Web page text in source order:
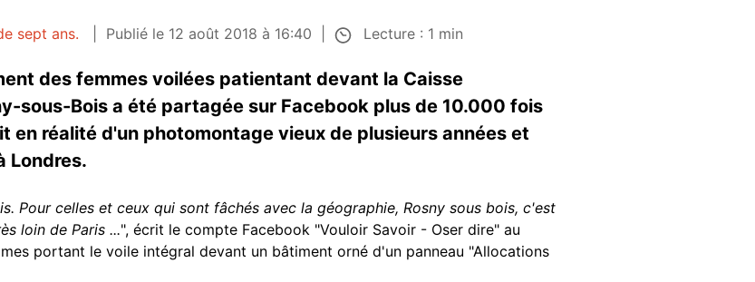
sept ans. Publié le 12 août 2018 à 16:40 Lecture : 1 min
des femmes voilées patientant devant la Caisse
sous-Bois a été partagée sur Facebook plus de 10.000 fois
en réalité d'un photomontage vieux de plusieurs années et
Londres.
Pour celles et ceux qui sont fâchés avec la géographie, Rosny sous bois, c'est
loin de Paris ...", écrit le compte Facebook "Vouloir Savoir - Oser dire" au
portant le voile intégral devant un bâtiment orné d'un panneau "Allocations